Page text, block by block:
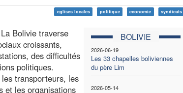
eglises locales politique economie syndicats
BOLIVIE
2026-06-19
Les 33 chapelles boliviennes
du père Lim
2026-05-14
Bolivie traverse
croissants,
des difficultés
politiques.
transporteurs, les
et les organisations